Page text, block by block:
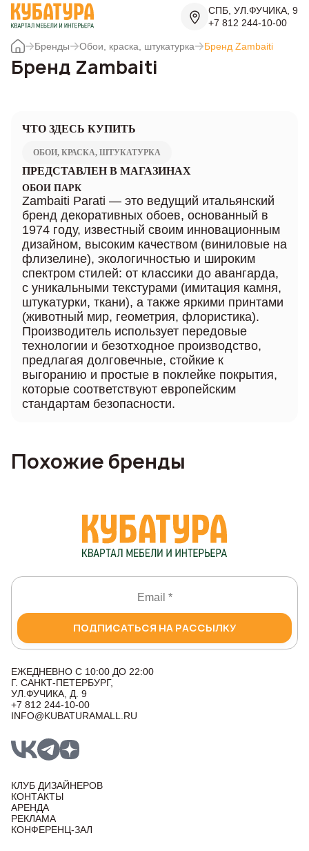
СПБ, УЛ.ФУЧИКА, 9
+7 812 244-10-00
Бренды Обои, краска, штукатурка Бренд Zambaiti
Бренд Zambaiti
ЧТО ЗДЕСЬ КУПИТЬ
ОБОИ, КРАСКА, ШТУКАТУРКА
ПРЕДСТАВЛЕН В МАГАЗИНАХ
ОБОИ ПАРК
Zambaiti Parati — это ведущий итальянский
бренд декоративных обоев, основанный в
1974 году, известный своим инновационным
дизайном, высоким качеством (виниловые на
флизелине), экологичностью и широким
спектром стилей: от классики до авангарда,
с уникальными текстурами (имитация камня,
штукатурки, ткани), а также яркими принтами
(животный мир, геометрия, флористика).
Производитель использует передовые
технологии и безотходное производство,
предлагая долговечные, стойкие к
выгоранию и простые в поклейке покрытия,
которые соответствуют европейским
стандартам безопасности.
Похожие бренды
ПОДПИСАТЬСЯ НА РАССЫЛКУ
ЕЖЕДНЕВНО С 10:00 ДО 22:00
Г. САНКТ-ПЕТЕРБУРГ,
УЛ.ФУЧИКА, Д. 9
+7 812 244-10-00
INFO@KUBATURAMALL.RU
КЛУБ ДИЗАЙНЕРОВ
КОНТАКТЫ
АРЕНДА
РЕКЛАМА
КОНФЕРЕНЦ-ЗАЛ